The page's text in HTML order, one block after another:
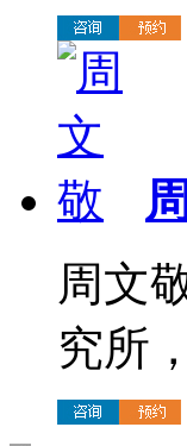
周文
究所